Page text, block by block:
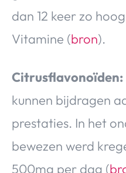
dan 12 keer zo
Vitamine (bron).
Citrusflavonoïden:
kunnen bijdragen
prestaties. In het
bewezen werd
500mg per dag (